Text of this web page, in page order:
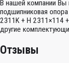
В нашей компании Вы
подшипниковая
2311K + H 2311×114
другие
Отзывы